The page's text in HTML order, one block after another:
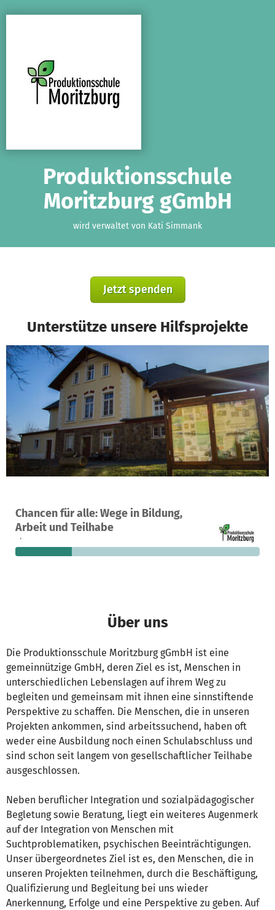
Produktionsschule
Moritzburg gGmbH
wird verwaltet von Kati Simmank
Jetzt spenden
Unterstütze unsere Hilfsprojekte
Chancen für alle: Wege in Bildung,
Arbeit und Teilhabe
Ein Projekt in Moritzburg, Deutschland
15 23 % 2.875 €
fehlen noch
Über uns
Die Produktionsschule Moritzburg gGmbH ist eine
gemeinnützige GmbH, deren Ziel es ist, Menschen in
unterschiedlichen Lebenslagen auf ihrem Weg zu
begleiten und gemeinsam mit ihnen eine sinnstiftende
Perspektive zu schaffen. Die Menschen, die in unseren
Projekten ankommen, sind arbeitssuchend, haben oft
weder eine Ausbildung noch einen Schulabschluss und
sind schon seit langem von gesellschaftlicher Teilhabe
ausgeschlossen.
Neben beruflicher Integration und sozialpädagogischer
Begletung sowie Beratung, liegt ein weiteres Augenmerk
auf der Integration von Menschen mit
Suchtproblematiken, psychischen Beeinträchtigungen.
Unser übergeordnetes Ziel ist es, den Menschen, die in
unseren Projekten teilnehmen, durch die Beschäftigung,
Qualifizierung und Begleitung bei uns wieder
Anerkennung, Erfolge und eine Perspektive zu geben. Auf